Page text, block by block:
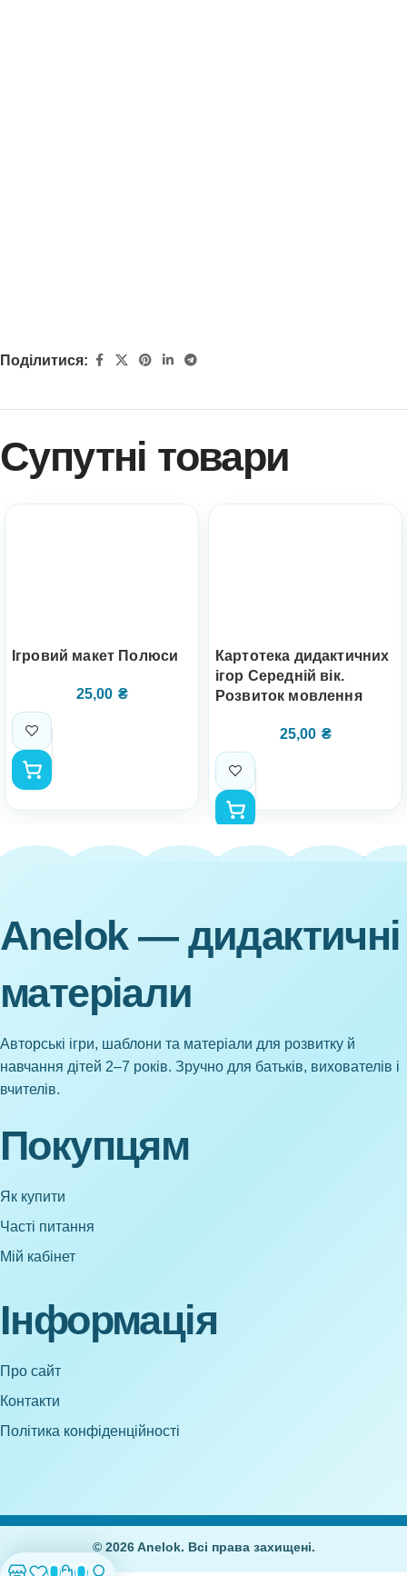
Поділитися:
Супутні товари
Ігровий макет Полюси
25,00 ₴
Картотека дидактичних
ігор Середній вік.
Розвиток мовлення
25,00 ₴
Anelok — дидактичні
матеріали
Авторські ігри, шаблони та матеріали для розвитку й
навчання дітей 2–7 років. Зручно для батьків, вихователів і
вчителів.
Покупцям
Як купити
Часті питання
Мій кабінет
Інформація
Про сайт
Контакти
Політика конфіденційності
© 2026 Anelok. Всі права захищені.